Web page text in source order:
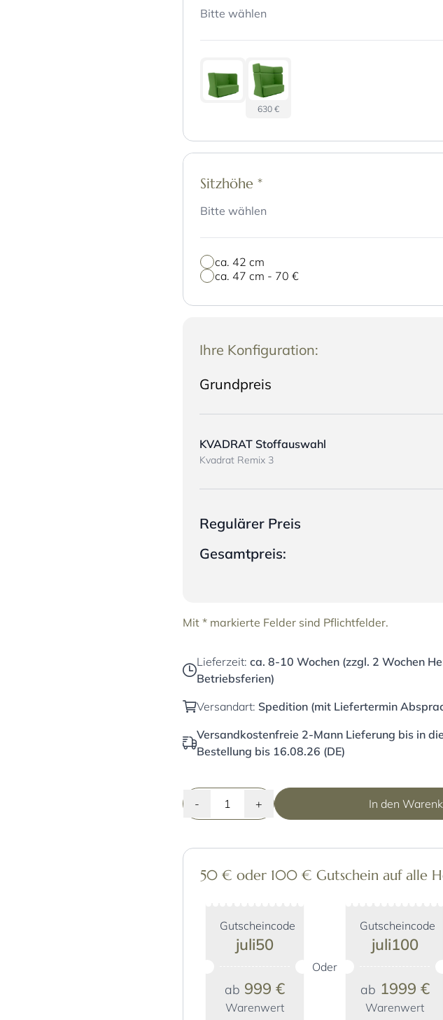
Bitte wählen
630 €
Sitzhöhe *
Bitte wählen
ca. 42 cm
ca. 47 cm - 70 €
Ihre Konfiguration:
Grundpreis
KVADRAT Stoffauswahl
Kvadrat Remix 3
Regulärer Preis
Gesamtpreis:
Mit * markierte Felder sind Pflichtfelder.
Lieferzeit: ca. 8-10 Wochen (zzgl. 2 Wochen
Betriebsferien)
Versandart: Spedition (mit Liefertermin
Versandkostenfreie 2-Mann Lieferung bis in
Bestellung bis 16.08.26 (DE)
- + In den
50 € oder 100 € Gutschein auf alle
Gutscheincode
juli50
ab 999 €
Warenwert
Oder
Gutscheincode
juli100
ab 1999 €
Warenwert